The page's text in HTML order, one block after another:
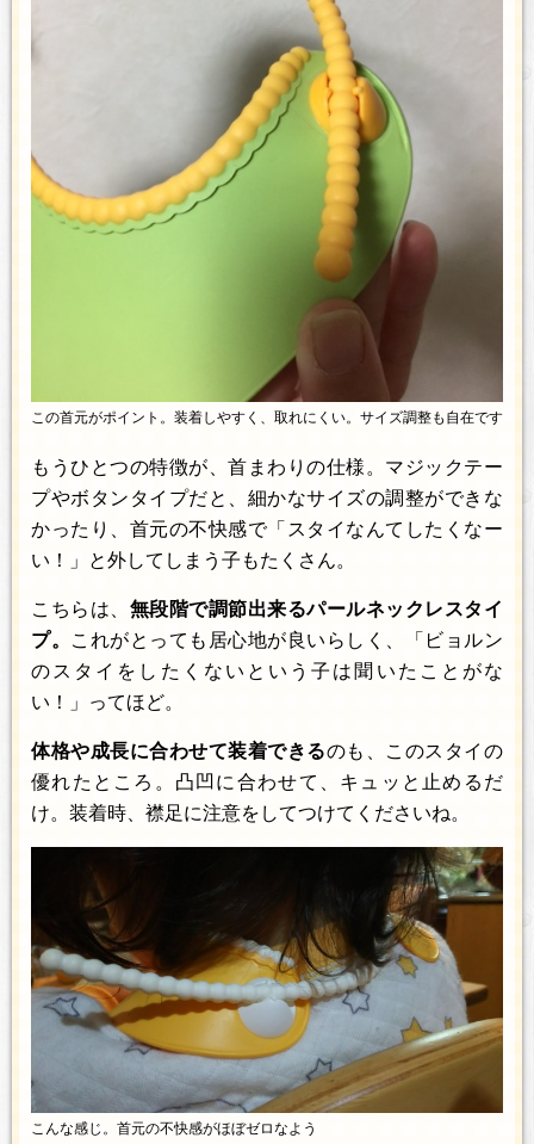
この首元がポイント。装着しやすく、取れにくい。サイズ調整も自在です
もうひとつの特徴が、首まわりの仕様。マジックテー
プやボタンタイプだと、細かなサイズの調整ができな
かったり、首元の不快感で「スタイなんてしたくなー
い！」と外してしまう子もたくさん。
こちらは、 無段階で調節出来るパールネックレスタイ
プ。
これがとっても居心地が良いらしく、「ビョルン
のスタイをしたくないという子は聞いたことがな
い！」ってほど。
体格や成長に合わせて装着できるのも、このスタイの
優れたところ。凸凹に合わせて、キュッと止めるだ
け。装着時、襟足に注意をしてつけてくださいね。
こんな感じ。首元の不快感がほぼゼロなよう